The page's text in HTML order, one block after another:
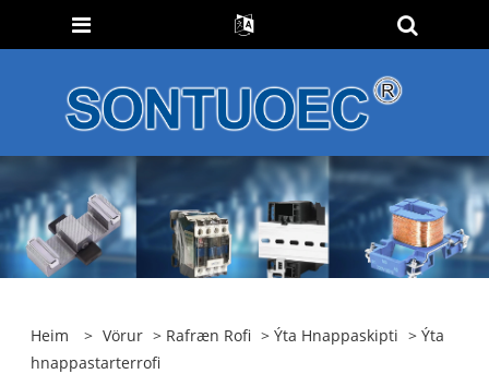
Heim > Vörur > Rafræn Rofi >Ýta Hnappaskipti > Ýta
hnappastarterrofi